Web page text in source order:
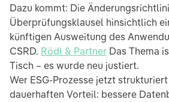
Dazu kommt: Die
Überprüfungsklausel hinsichtlich
künftigen Ausweitung des
CSRD. Rödl & Partner Das Thema
Tisch – es wurde neu justiert.
Wer ESG-Prozesse jetzt
dauerhaften Vorteil: bessere